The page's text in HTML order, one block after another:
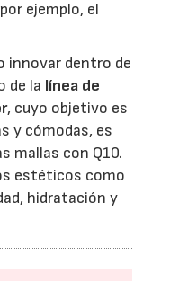
ejemplo, el
innovar dentro de
de la línea de
, cuyo objetivo es
y cómodas, es
mallas con Q10.
estéticos como
hidratación y